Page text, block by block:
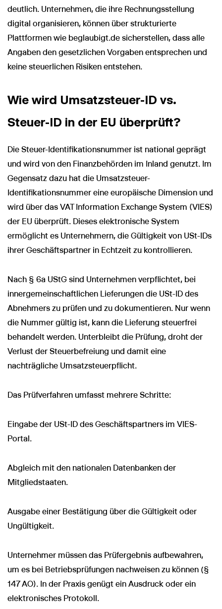
deutlich. Unternehmen, die ihre Rechnungsstellung
digital organisieren, können über strukturierte
Plattformen wie beglaubigt.de sicherstellen, dass alle
Angaben den gesetzlichen Vorgaben entsprechen und
keine steuerlichen Risiken entstehen.
Wie wird Umsatzsteuer-ID vs.
Steuer-ID in der EU überprüft?
Die Steuer-Identifikationsnummer ist national geprägt
und wird von den Finanzbehörden im Inland genutzt. Im
Gegensatz dazu hat die Umsatzsteuer-
Identifikationsnummer eine europäische Dimension und
wird über das VAT Information Exchange System (VIES)
der EU überprüft. Dieses elektronische System
ermöglicht es Unternehmern, die Gültigkeit von USt-IDs
ihrer Geschäftspartner in Echtzeit zu kontrollieren.
Nach § 6a UStG sind Unternehmen verpflichtet, bei
innergemeinschaftlichen Lieferungen die USt-ID des
Abnehmers zu prüfen und zu dokumentieren. Nur wenn
die Nummer gültig ist, kann die Lieferung steuerfrei
behandelt werden. Unterbleibt die Prüfung, droht der
Verlust der Steuerbefreiung und damit eine
nachträgliche Umsatzsteuerpflicht.
Das Prüfverfahren umfasst mehrere Schritte:
Eingabe der USt-ID des Geschäftspartners im VIES-
Portal.
Abgleich mit den nationalen Datenbanken der
Mitgliedstaaten.
Ausgabe einer Bestätigung über die Gültigkeit oder
Ungültigkeit.
Unternehmer müssen das Prüfergebnis aufbewahren,
um es bei Betriebsprüfungen nachweisen zu können (§
147 AO). In der Praxis genügt ein Ausdruck oder ein
elektronisches Protokoll.